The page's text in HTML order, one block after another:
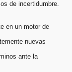
de incertidumbre.
en un motor de
nuevas
ante la